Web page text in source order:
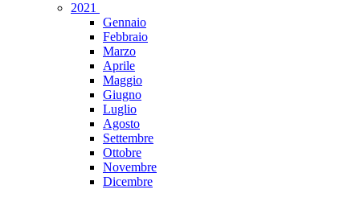
2021
Gennaio
Febbraio
Marzo
Aprile
Maggio
Giugno
Luglio
Agosto
Settembre
Ottobre
Novembre
Dicembre